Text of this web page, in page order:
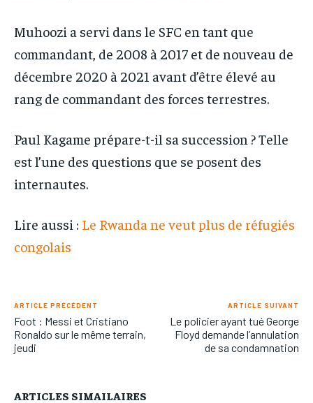
Muhoozi a servi dans le SFC en tant que
commandant, de 2008 à 2017 et de nouveau de
décembre 2020 à 2021 avant d’être élevé au
rang de commandant des forces terrestres.
Paul Kagame prépare-t-il sa succession ? Telle
est l’une des questions que se posent des
internautes.
Lire aussi : Le Rwanda ne veut plus de réfugiés
congolais
ARTICLE PRÉCÉDENT
Foot : Messi et Cristiano
Ronaldo sur le même terrain,
jeudi
ARTICLE SUIVANT
Le policier ayant tué George
Floyd demande l’annulation
de sa condamnation
ARTICLES SIMAILAIRES